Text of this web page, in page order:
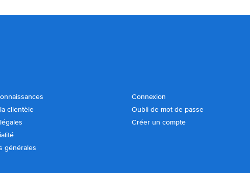
clientèle
générales
Connexion
Oubli de mot de passe
Créer un compte